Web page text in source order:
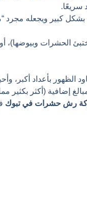
سريعًا.
بشكل كبير ويجعله مجرد
الحشرات وبيوضها)، أو
بأعداد أكبر،
إضافية (أكثر بكثير
رش حشرات في تبوك